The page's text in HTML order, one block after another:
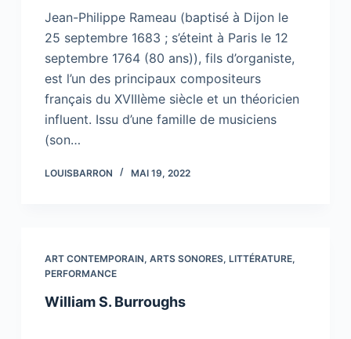
Jean-Philippe Rameau (baptisé à Dijon le
25 septembre 1683 ; s’éteint à Paris le 12
septembre 1764 (80 ans)), fils d’organiste,
est l’un des principaux compositeurs
français du XVIIIème siècle et un théoricien
influent. Issu d’une famille de musiciens
(son…
LOUISBARRON MAI 19, 2022
ART CONTEMPORAIN, ARTS SONORES, LITTÉRATURE,
PERFORMANCE
William S. Burroughs